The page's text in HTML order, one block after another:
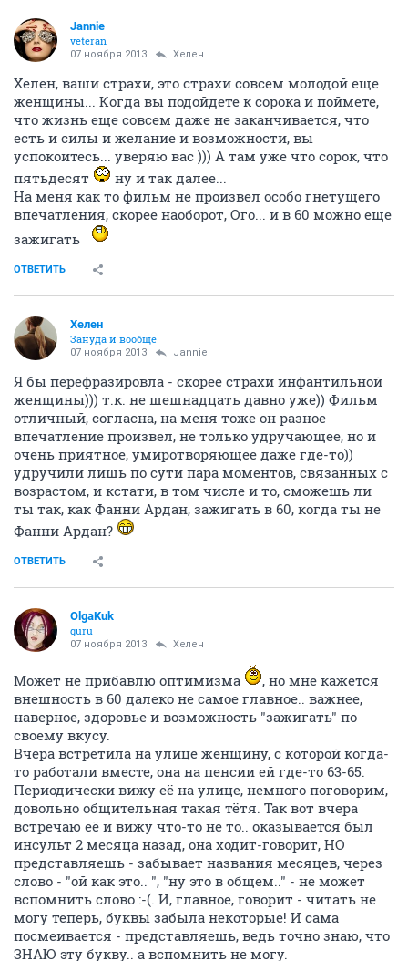
Jannie
veteran
07 ноября 2013 Хелен
Хелен, ваши страхи, это страхи совсем молодой еще
женщины... Когда вы подойдете к сорока и поймете,
что жизнь еще совсем даже не заканчивается, что
есть и силы и желание и возможности, вы
успокоитесь... уверяю вас ))) А там уже что сорок, что
пятьдесят
ну и так далее...
На меня как то фильм не произвел особо гнетущего
впечатления, скорее наоборот, Ого... и в 60 можно еще
зажигать
ОТВЕТИТЬ
Хелен
Зануда и вообще
07 ноября 2013 Jannie
Я бы перефразировла - скорее страхи инфантильной
женщины))) т.к. не шешнадцать давно уже)) Фильм
отличный, согласна, на меня тоже он разное
впечатление произвел, не только удручающее, но и
очень приятное, умиротворяющее даже где-то))
удручили лишь по сути пара моментов, связанных с
возрастом, и кстати, в том числе и то, сможешь ли
ты так, как Фанни Ардан, зажигать в 60, когда ты не
Фанни Ардан?
ОТВЕТИТЬ
OlgaKuk
guru
07 ноября 2013 Хелен
Может не прибавлю оптимизма
, но мне кажется
внешность в 60 далеко не самое главное.. важнее,
наверное, здоровье и возможность "зажигать" по
своему вкусу.
Вчера встретила на улице женщину, с которой когда-
то работали вместе, она на пенсии ей где-то 63-65.
Периодически вижу её на улице, немного поговорим,
довольно общительная такая тётя. Так вот вчера
встречаю её и вижу что-то не то.. оказывается был
инсульт 2 месяца назад, она ходит-говорит, НО
представляешь - забывает названия месяцев, через
слово - "ой как это.. ", "ну это в общем.." - не может
вспомнить слово :-(. И, главное, говорит - читать не
могу теперь, буквы забыла некоторые! И сама
посмеивается - представляешь, ведь точно знаю, что
ЗНАЮ эту букву.. а вспомнить не могу.